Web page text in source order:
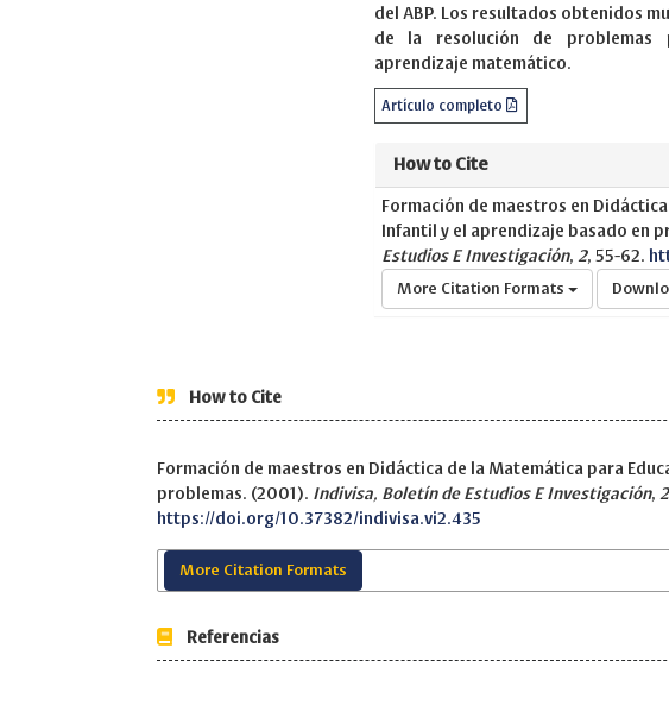
del ABP. Los resultados obtenidos
de la resolución de problemas
aprendizaje matemático.
Artículo completo
How to Cite
Formación de maestros en
Infantil y el aprendizaje basado en
Estudios E Investigación, 2, 55-62.
More Citation Formats
How to Cite
Formación de maestros en Didáctica de la Matemática para
problemas. (2001). Indivisa, Boletín de Estudios E Investigación, 2
https://doi.org/10.37382/indivisa.vi2.435
More Citation Formats
Referencias